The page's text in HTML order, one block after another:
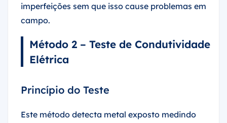
imperfeições sem que isso cause problemas em
campo.
Método 2 – Teste de Condutividade
Elétrica
Princípio do Teste
Este método detecta metal exposto medindo